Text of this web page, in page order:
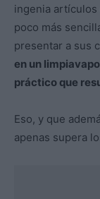
ingenia
poco más
presentar a sus
en un
práctico que
Eso, y que
apenas supera